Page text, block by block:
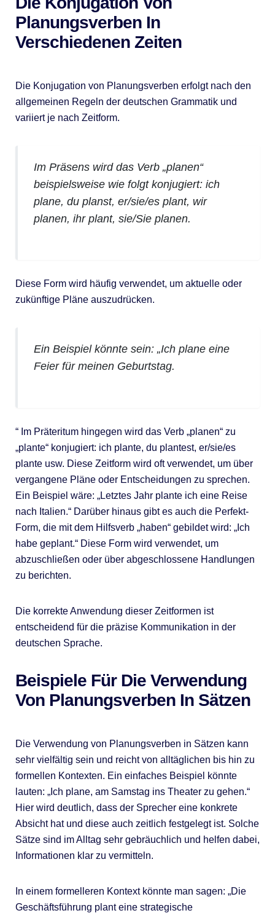
Planungsverben In
Verschiedenen Zeiten
Die Konjugation von Planungsverben erfolgt nach den
allgemeinen Regeln der deutschen Grammatik und
variiert je nach Zeitform.
Im Präsens wird das Verb „planen“
beispielsweise wie folgt konjugiert: ich
plane, du planst, er/sie/es plant, wir
planen, ihr plant, sie/Sie planen.
Diese Form wird häufig verwendet, um aktuelle oder
zukünftige Pläne auszudrücken.
Ein Beispiel könnte sein: „Ich plane eine
Feier für meinen Geburtstag.
“ Im Präteritum hingegen wird das Verb „planen“ zu
„plante“ konjugiert: ich plante, du plantest, er/sie/es
plante usw. Diese Zeitform wird oft verwendet, um über
vergangene Pläne oder Entscheidungen zu sprechen.
Ein Beispiel wäre: „Letztes Jahr plante ich eine Reise
nach Italien.“ Darüber hinaus gibt es auch die Perfekt-
Form, die mit dem Hilfsverb „haben“ gebildet wird: „Ich
habe geplant.“ Diese Form wird verwendet, um
abzuschließen oder über abgeschlossene Handlungen
zu berichten.
Die korrekte Anwendung dieser Zeitformen ist
entscheidend für die präzise Kommunikation in der
deutschen Sprache.
Beispiele Für Die Verwendung
Von Planungsverben In Sätzen
Die Verwendung von Planungsverben in Sätzen kann
sehr vielfältig sein und reicht von alltäglichen bis hin zu
formellen Kontexten. Ein einfaches Beispiel könnte
lauten: „Ich plane, am Samstag ins Theater zu gehen.“
Hier wird deutlich, dass der Sprecher eine konkrete
Absicht hat und diese auch zeitlich festgelegt ist. Solche
Sätze sind im Alltag sehr gebräuchlich und helfen dabei,
Informationen klar zu vermitteln.
In einem formelleren Kontext könnte man sagen: „Die
Geschäftsführung plant eine strategische